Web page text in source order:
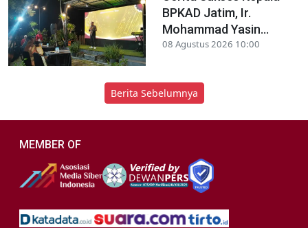
BPKAD Jatim, Ir.
Mohammad Yasin...
08 Agustus 2026 10:00
Berita Sebelumnya
MEMBER OF